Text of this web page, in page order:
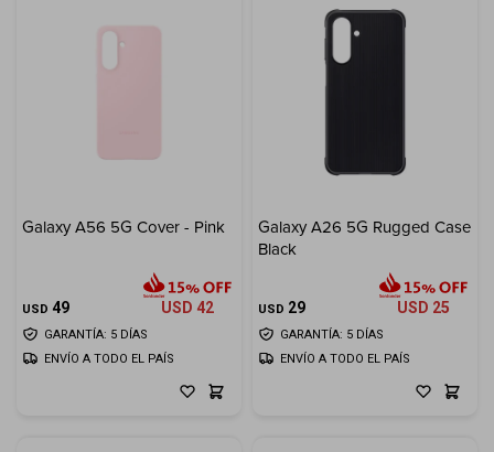
Galaxy A56 5G Cover - Pink
USD 49 USD 42
GARANTÍA: 5 DÍAS
ENVÍO A TODO EL PAÍS
Galaxy A26 5G Rugged Case
Black
USD 29 USD 25
GARANTÍA: 5 DÍAS
ENVÍO A TODO EL PAÍS